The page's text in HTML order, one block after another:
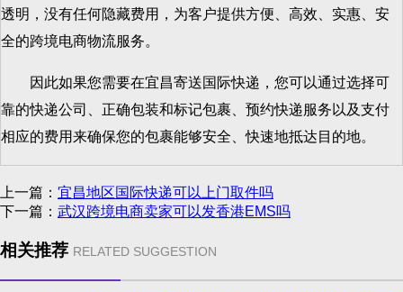
透明，没有任何隐藏费用，为客户提供方便、高效、实惠、安
全的跨境电商物流服务。
因此如果您需要在宜昌寄送国际快递，您可以通过选择可
靠的快递公司、正确包装和标记包裹、预约快递服务以及支付
相应的费用来确保您的包裹能够安全、快速地抵达目的地。
上一篇： 宜昌地区国际快递可以上门取件吗
下一篇： 武汉跨境电商卖家可以发香港EMS吗
相关推荐 RELATED SUGGESTION